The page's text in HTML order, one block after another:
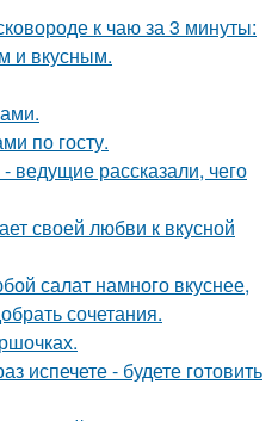
к чаю за 3 минуты:
и вкусным.
по госту.
рассказали, чего
своей любви к вкусной
салат намного вкуснее,
сочетания.
испечете - будете готовить